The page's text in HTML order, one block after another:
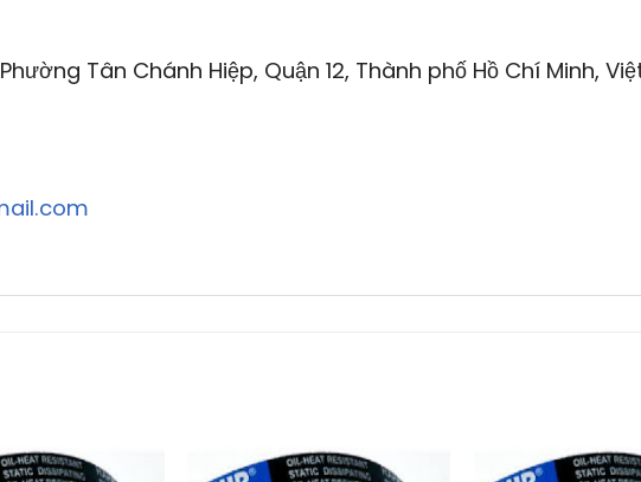
Tân Chánh Hiệp, Quận 12, Thành phố Hồ Chí Minh,